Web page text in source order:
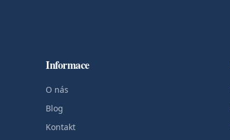
Informace
O nás
Blog
Kontakt